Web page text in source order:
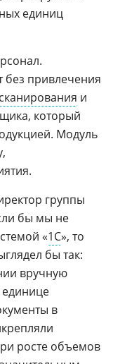
единиц
без привлечения
сканирования и
который
Модуль
группы
бы мы не
«1С», то
бы так:
вручную
единице
в
росте объемов